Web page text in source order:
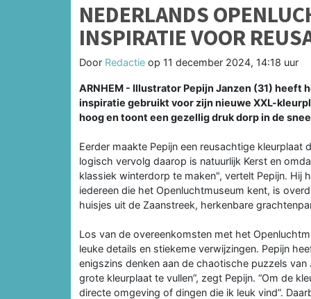
NEDERLANDS
INSPIRATIE VOOR
Door Redactie op 11 december 2024, 14:18 uur
ARNHEM - Illustrator Pepijn Janzen (31) heeft
inspiratie gebruikt voor zijn nieuwe XXL-
hoog en toont een gezellig druk dorp in de
Eerder maakte Pepijn een reusachtige kleurplaat
logisch vervolg daarop is natuurlijk Kerst en
klassiek winterdorp te maken", vertelt Pepijn. Hij
iedereen die het Openluchtmuseum kent, is
huisjes uit de Zaanstreek, herkenbare
Los van de overeenkomsten met het
leuke details en stiekeme verwijzingen. Pepijn
enigszins denken aan de chaotische puzzels van
grote kleurplaat te vullen”, zegt Pepijn. “Om de
directe omgeving of dingen die ik leuk vind”.